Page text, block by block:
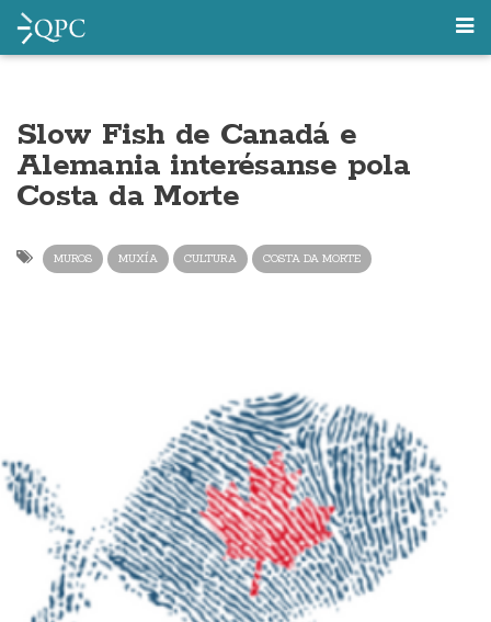
Slow Fish de Canadá e
Alemania interésanse pola
Costa da Morte
MUROS MUXÍA CULTURA COSTA DA MORTE